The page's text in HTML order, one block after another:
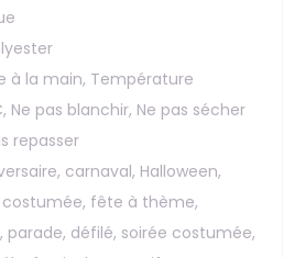
à la main, Température
Ne pas blanchir, Ne pas sécher
repasser
carnaval, Halloween,
costumée, fête à thème,
défilé, soirée costumée,